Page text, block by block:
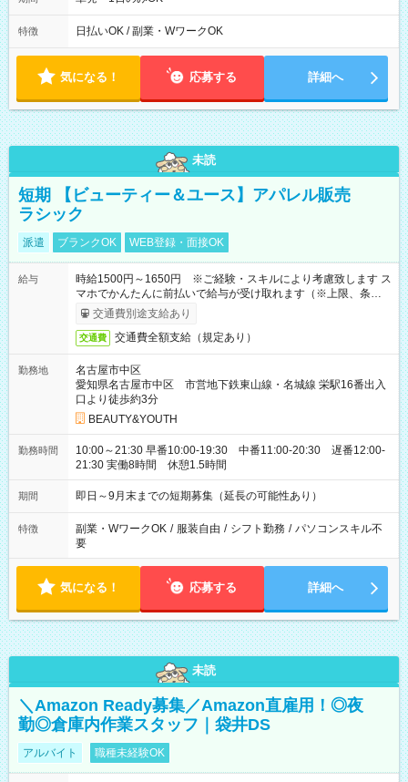
00
特徴 日払いOK / 副業・WワークOK
気になる！ 応募する 詳細へ
未読
短期 【ビューティー＆ユース】アパレル販売
ラシック
派遣 ブランクOK WEB登録・面接OK
給与
時給1500円～1650円 ※ご経験・スキルにより考慮致します ス
マホでかんたんに前払いで給与が受け取れます（※上限、条件
あり）交通費別途支給あり
交通費 交通費全額支給（規定あり）
勤務地
名古屋市中区
愛知県名古屋市中区 市営地下鉄東山線・名城線 栄駅16番出入
口より徒歩約3分
BEAUTY&YOUTH
勤務時間
10:00～21:30 早番10:00-19:30 中番11:00-20:30 遅番12:00-
21:30 実働8時間 休憩1.5時間
期間 即日～9月末までの短期募集（延長の可能性あり）
特徴 副業・WワークOK / 服装自由 / シフト勤務 / パソコンスキル不
要
気になる！ 応募する 詳細へ
未読
＼Amazon Ready募集／Amazon直雇用！◎夜
勤◎倉庫内作業スタッフ｜袋井DS
アルバイト 職種未経験OK